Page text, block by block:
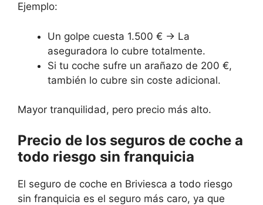
Ejemplo:
Un golpe cuesta 1.500 € → La
aseguradora lo cubre totalmente.
Si tu coche sufre un arañazo de 200 €,
también lo cubre sin coste adicional.
Mayor tranquilidad, pero precio más alto.
Precio de los seguros de coche a
todo riesgo sin franquicia
El seguro de coche en Briviesca a todo riesgo
sin franquicia es el seguro más caro, ya que